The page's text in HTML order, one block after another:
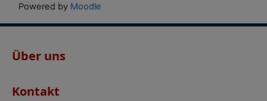
Powered by Moodle
Über uns
Kontakt